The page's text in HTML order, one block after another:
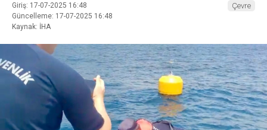
Giriş: 17-07-2025 16:48
Güncelleme: 17-07-2025 16:48
Kaynak: İHA
Çevre